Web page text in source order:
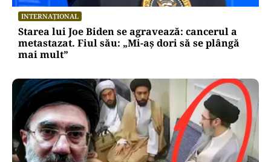
INTERNAȚIONAL
Starea lui Joe Biden se agravează: cancerul a
metastazat. Fiul său: „Mi-aș dori să se plângă
mai mult”